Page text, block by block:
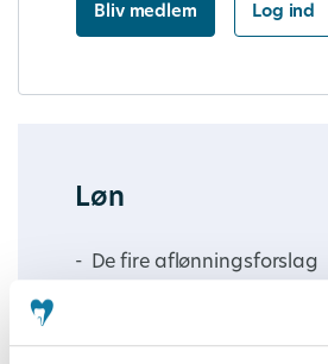
Bliv medlem Log ind
Løn
De fire aflønningsforslag